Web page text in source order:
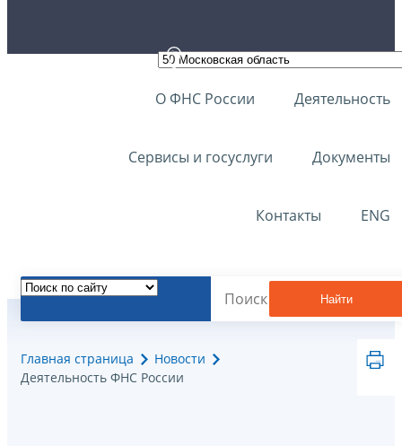
О ФНС России Деятельность
Сервисы и госуслуги Документы
Контакты ENG
Найти
Главная страница
Новости
Деятельность ФНС России